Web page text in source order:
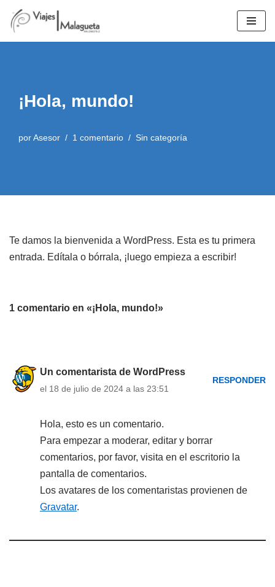
Saltar
¡Hola, mundo!
porAsesor 1 comentario Sin categoría
Te damos la bienvenida a WordPress. Esta es tu primera
entrada. Edítala o bórrala, ¡luego empieza a escribir!
1 comentario en «¡Hola, mundo!»
Un comentarista de WordPress
el 18 de julio de 2024 a las 23:51
RESPONDER
Hola, esto es un comentario.
Para empezar a moderar, editar y borrar
comentarios, por favor, visita en el escritorio la
pantalla de comentarios.
Los avatares de los comentaristas provienen de
Gravatar.